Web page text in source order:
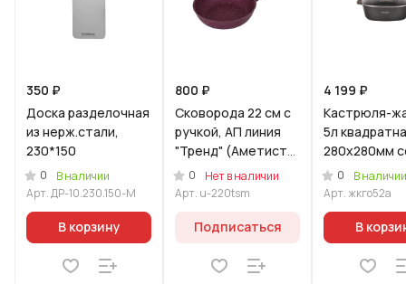
350 ₽
Доска разделочная
из нерж.стали,
230*150
0
В наличии
Арт.ДР-10.230.150-M
В корзину
800 ₽
Cкoворода 22 см с
ручкой, АП линия
"Тренд" (Аметист)
(Уцененный товар)
0
Нет в наличии
Арт. u-220tsm
Подписаться
4 199 ₽
Кастрюля-
5л
280х280мм
стекл.
линия
0
В наличии
Арт.жкго52а
В